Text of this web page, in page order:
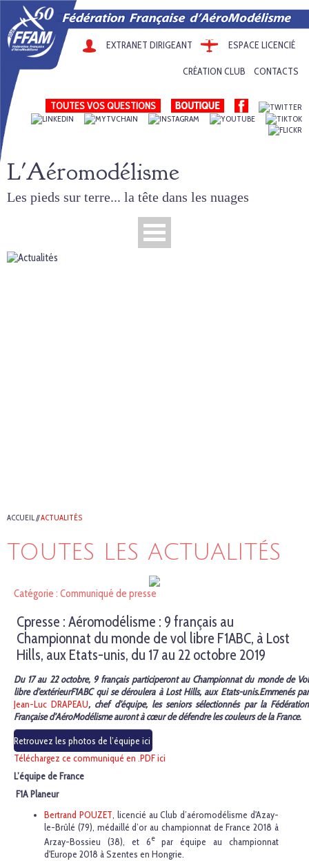
EXTRANET DIRIGEANT ESPACE LICENCIÉ
CRÉATION CLUB CONTACTS
TOUTES VOS QUESTIONS
L'Aéromodélisme
Les pieds sur terre... la tête dans les nuages
ACCUEIL//ACTUALITÉS
TOUTES LES ACTUALITÉS
Catégorie : Communiqué de presse
Cpresse : Aéromodélisme : 9 français au
Championnat du monde de vol libre F1ABC, à Lost
Hills, aux Etats-unis, du 17 au 22 octobre 2019
Du 17 au 22 octobre, 9 français participeront au Championnat du monde de Vol
libre d’extérieurF1ABC qui se déroulera à Lost Hills, aux Etats-unis.Emmenés par
Jean-Luc DRAPEAU, chef d’équipe, les seniors sélectionnés par la Fédération
Française d’AéroModélisme auront à cœur de défendre les couleurs de la France.
Retrouvez les photos de l’équipe ici
Téléchargez ce communiqué en .PDF ici
L’équipe de France
F1A Planeur
Bertrand POUZET, licencié au Club d’aéromodélisme d'Azay-
le-Brûlé (79), médaillé d’or au championnat de France 2018 à
Arzay-Bossieu (38), et 6epar équipe au championnat
d'Europe 2018 à Szentes en Hongrie.